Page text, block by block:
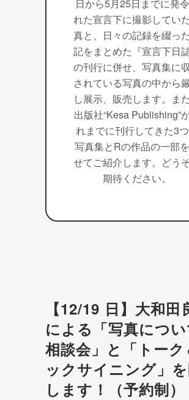
日から5月25日までに発
れた宣言下に撮影してい
真と、日々の記録を綴っ
記をまとめた『宣言下日誌
の刊行に併せ、写真集に
されている写真の中から
し展示、販売します。また
出版社“Kesa Publishing”
れまでに刊行してきた3
写真集とRの作品の一部
せてご紹介します。どう
期待ください。
【12/19 日】大和田
による「写真につ
相談会」と「トー
ックサイニング」
します！（予約制）